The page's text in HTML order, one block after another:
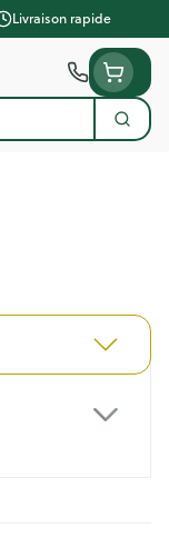
Livraison rapide